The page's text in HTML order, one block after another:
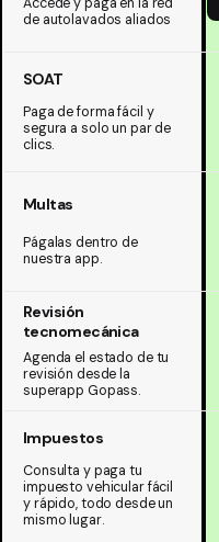
de autolavados aliados
SOAT
Paga de forma fácil y
segura a solo un par de
clics.
Multas
Págalas dentro de
nuestra app.
Revisión
tecnomecánica
Agenda el estado de tu
revisión desde la
superapp Gopass.
Impuestos
Consulta y paga tu
impuesto vehicular fácil
y rápido, todo desde un
mismo lugar.